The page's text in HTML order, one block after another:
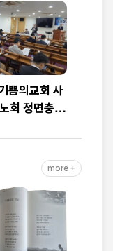
쁨의교회 사
회 정면충
more +